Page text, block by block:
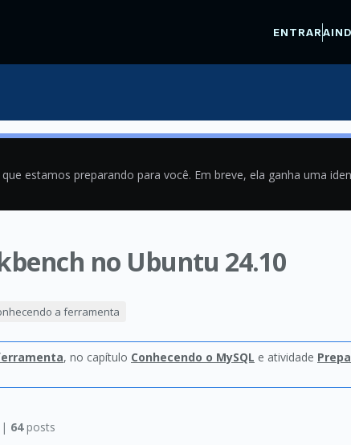
ENTRAR
estamos preparando para você. Em breve, ela ganha uma
no Ubuntu 24.10
a ferramenta
, no capítulo Conhecendo o MySQL e atividade
64posts